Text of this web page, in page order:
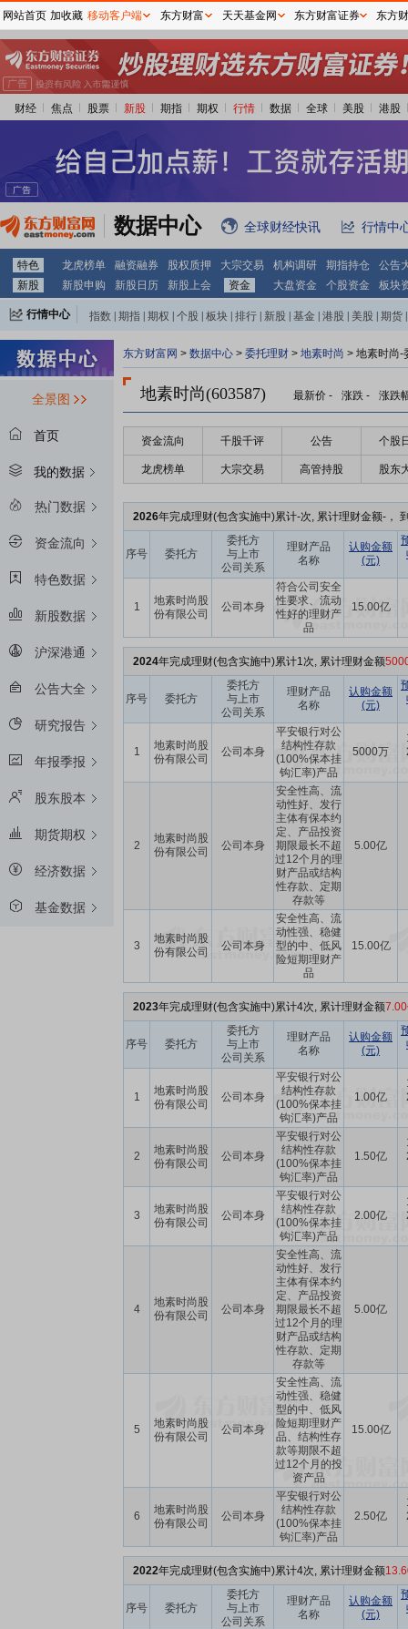
财经 焦点 股票 新股 期指 期权 行情 数据 全球 美股 港股
数据中心 全球财经快讯 行情中
特色 龙虎榜单 融资融券 股权质押 大宗交易 机构调研 期指持仓
公告
新股
新股申购 新股日历 新股上会 资金 大盘资金 个股资金 板块
行情中心 指数 期指 期权 个股 板块 排行 新股 基金 港股 美股 期货
全景图
首页
我的数据
热门数据
资金流向
特色数据
新股数据
沪深港通
公告大全
研究报告
年报季报
股东股本
期货期权
经济数据
基金数据
东方财富网 > 数据中心 > 委托理财 > 地素时尚 > 地素时尚-
地素时尚(603587) 最新价 - 涨跌 - 涨跌
资金流向 千股千评 公告 个股
龙虎榜单 大宗交易 高管持股 股东
2026年完成理财(包含实施中)累计-次, 累计理财金额-，
序号 委托方
委托方
与上市
公司关系
理财产品
名称
认购金额
(元)
1
地素时尚股
份有限公司
公司本身
符合公司安全
性要求、流动
性好的理财产
品
15.00亿
2024年完成理财(包含实施中)累计1次, 累计理财金额
序号 委托方
委托方
与上市
公司关系
理财产品
名称
认购金额
(元)
1
地素时尚股
份有限公司
公司本身
平安银行对公
结构性存款
(100%保本挂
钩汇率)产品
5000万
2
地素时尚股
份有限公司
公司本身
安全性高、流
动性好、发行
主体有保本约
定、产品投资
期限最长不超
过12个月的理
财产品或结构
性存款、定期
存款等
5.00亿
3
地素时尚股
份有限公司
公司本身
安全性高、流
动性强、稳健
型的中、低风
险短期理财产
品
15.00亿
2023年完成理财(包含实施中)累计4次, 累计理财金额
序号 委托方
委托方
与上市
公司关系
理财产品
名称
认购金额
(元)
1
地素时尚股
份有限公司
公司本身
平安银行对公
结构性存款
(100%保本挂
钩汇率)产品
1.00亿
2
地素时尚股
份有限公司
公司本身
平安银行对公
结构性存款
(100%保本挂
钩汇率)产品
1.50亿
3
地素时尚股
份有限公司
公司本身
平安银行对公
结构性存款
(100%保本挂
钩汇率)产品
2.00亿
4
地素时尚股
份有限公司
公司本身
安全性高、流
动性好、发行
主体有保本约
定、产品投资
期限最长不超
过12个月的理
财产品或结构
性存款、定期
存款等
5.00亿
5
地素时尚股
份有限公司
公司本身
安全性高、流
动性强、稳健
型的中、低风
险短期理财产
品、结构性存
款等期限不超
过12个月的投
资产品
15.00亿
6
地素时尚股
份有限公司
公司本身
平安银行对公
结构性存款
(100%保本挂
钩汇率)产品
2.50亿
2022年完成理财(包含实施中)累计4次, 累计理财金额
序号 委托方
委托方
与上市
公司关系
理财产品
名称
认购金额
(元)
网站首页 加收藏 移动客户端 东方财富 天天基金网 东方财富证券 东方